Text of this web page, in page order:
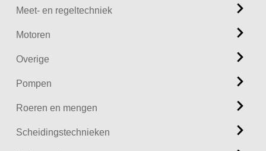
Meet- en regeltechniek
Motoren
Overige
Pompen
Roeren en mengen
Scheidingstechnieken